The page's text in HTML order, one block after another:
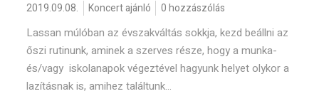
2019.09.08. Koncert ajánló 0 hozzászólás
Lassan múlóban az évszakváltás sokkja, kezd beállni az
őszi rutinunk, aminek a szerves része, hogy a munka-
és/vagy iskolanapok végeztével hagyunk helyet olykor a
lazításnak is, amihez találtunk...